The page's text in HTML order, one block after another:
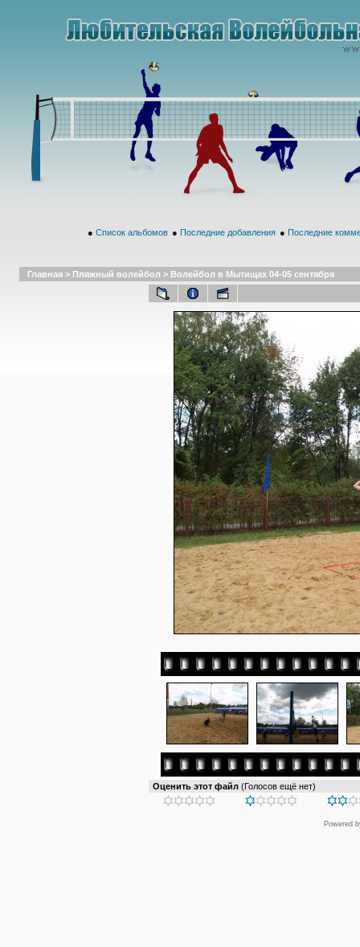
● Список альбомов ● Последние добавления ● Последние
Главная > Пляжный волейбол > Волейбол в Мытищах 04-05 сентября
Оценить этот файл (Голосов ещё нет)
Powered